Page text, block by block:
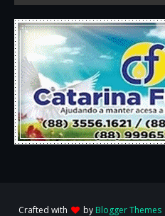
Crafted with by Blogger Themes